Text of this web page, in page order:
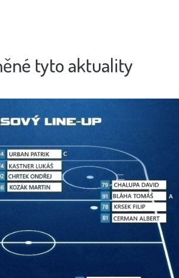
tyto aktuality